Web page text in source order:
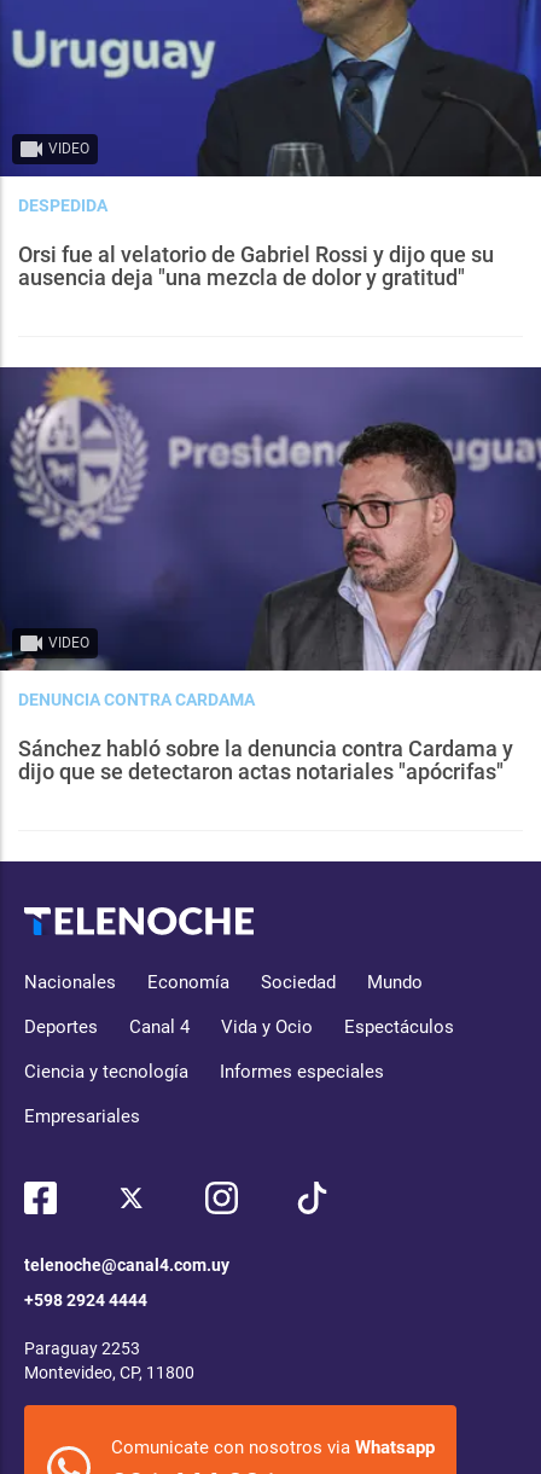
VIDEO
DESPEDIDA
Orsi fue al velatorio de Gabriel Rossi y dijo que su
ausencia deja "una mezcla de dolor y gratitud"
VIDEO
DENUNCIA CONTRA CARDAMA
Sánchez habló sobre la denuncia contra Cardama y
dijo que se detectaron actas notariales "apócrifas"
Nacionales Economía Sociedad Mundo
Deportes Canal 4 Vida y Ocio Espectáculos
Ciencia y tecnología Informes especiales
Empresariales
telenoche@canal4.com.uy
+598 2924 4444
Paraguay 2253
Montevideo, CP, 11800
Comunicate con nosotros via Whatsapp